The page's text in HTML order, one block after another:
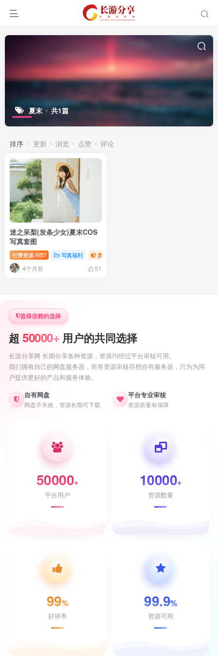
夏末 共1篇
排序 更新 浏览 点赞 评论
迷之呆梨(发条少女)夏末COS
写真套图
付费资源 R币7 写真福利 萝莉写真照片专题
4个月前 51
值得信赖的选择
超50000+ 用户的共同选择
长游分享网 长期分享各种资源，资源均经过平台审核可用。
我们拥有自己的网盘服务器，所有资源审核存档自有服务器，只为为用
户提供更好的产品和服务体验。
自有网盘
网盘不失效，资源长期可下载
平台专业审核
资源质量有保障
50000+
平台用户
10000+
资源数量
99%
好评率
99.9%
资源可用